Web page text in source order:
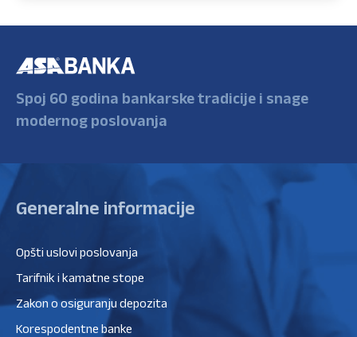
Spoj 60 godina bankarske tradicije i snage
modernog poslovanja
Generalne informacije
Opšti uslovi poslovanja
Tarifnik i kamatne stope
Zakon o osiguranju depozita
Korespodentne banke